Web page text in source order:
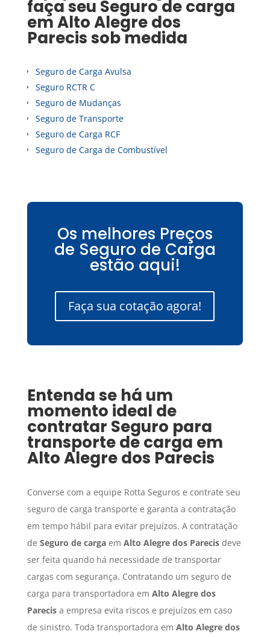
faça seu Seguro de carga
emAlto Alegre dos
Parecissob medida
Seguro de Carga Avulsa
Seguro RCTR C
Seguro de Mudanças
Seguro de Transporte
Seguro de Carga RCF
Seguro de Carga de Combustível
Os melhores Preços
de Seguro de Carga
estão aqui!
Faça sua cotação agora!
Entenda se há um
momento ideal de
contratar Seguro para
transporte de carga em
Alto Alegre dos Parecis
Converse com a equipe Rotta Seguros e contrate seu
seguro de carga transporte e garanta a contratação
em tempo hábil para evitar prejuízos. A contratação
de Seguro de cargaem Alto Alegre dos Parecisdeve
ser feita quando há necessidade de transportar
cargas com segurança. Contratando um seguro de
carga para transportadora em Alto Alegre dos
Parecisa empresa evita riscos e prejuízos em caso
de sinistro. Toda transportadora em Alto Alegre dos